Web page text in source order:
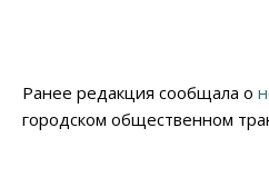
Ранее редакция сообщала о
городском общественном